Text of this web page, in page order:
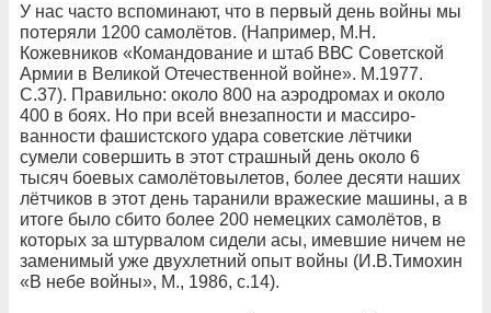
У нас часто вспоминают, что в первый день войны мы
по­теряли 1200 самолётов. (Например, М.Н.
Кожевников «Командование и штаб ВВС Советской
Армии в Великой Отечественной войне». М.1977.
С.37). Правильно: около 800 на аэродромах и около
400 в боях. Но при всей внезапности и массиро­
ванности фашистского удара советские лётчики
сумели со­вершить в этот страшный день около 6
тысяч боевых самолётовылетов, более десяти наших
лётчиков в этот день таранили вражеские машины, а в
итоге было сбито более 200 немецких самолётов, в
которых за штурвалом сидели асы, имевшие ни­чем не
заменимый уже двухлетний опыт войны (И.В.Тимохин
«В небе войны», М., 1986, с.14).